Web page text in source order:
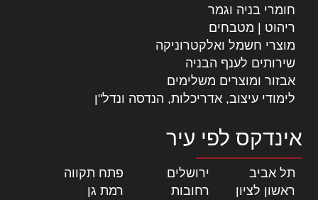
חומרי בניה וגמר
ריהוט | מטבחים
מוצרי חשמל ואלקטרוניקה
שירותים לענף הבניה
אבזור ומוצרים משלימים
לימודי עיצוב, אדריכלות, הנדסה ונדל"ן
אינדקס לפי עיר
תל אביב ירושלים פתח תקווה
ראשון לציון
רחובות רמת גן